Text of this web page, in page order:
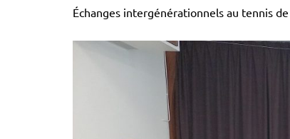
Échanges intergénérationnels au tennis